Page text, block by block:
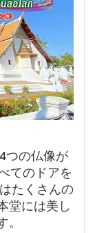
つの仏像が
てのドアを
たくさんの
堂には美し